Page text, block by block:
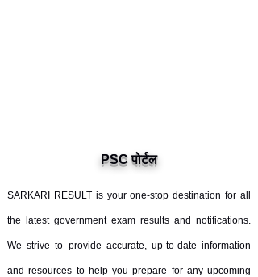
PSC पोर्टल
SARKARI RESULT is your one-stop destination for all
the latest government exam results and notifications.
We strive to provide accurate, up-to-date information
and resources to help you prepare for any upcoming